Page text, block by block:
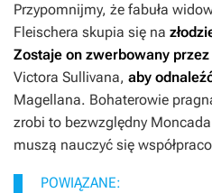
Przypomnijmy, że fabuła
Fleischera skupia się na
Zostaje on zwerbowany
Victora Sullivana, aby
Magellana. Bohaterowie
zrobi to bezwzględny
muszą nauczyć się
POWIĄZANE: